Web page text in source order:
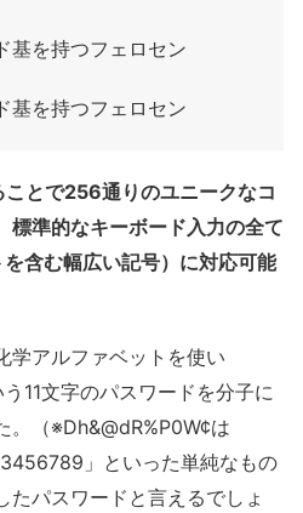
基を持つフェロセン
基を持つフェロセン
とで256通りのユニークなコ
標準的なキーボード入力の全て
を含む幅広い記号）に対応可能
学アルファベットを使い
う11文字のパスワードを分子に
。（※Dh&@dR%P0W¢は
」といった単純なもの
たパスワードと言えるでしょ